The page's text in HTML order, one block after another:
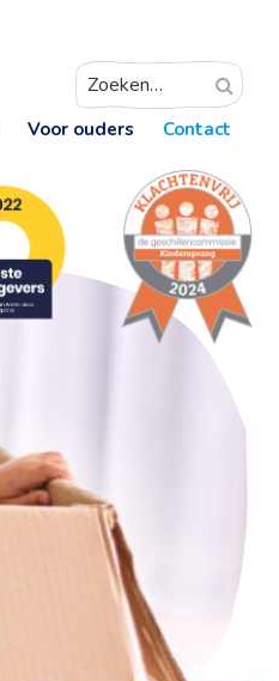
Voor ouders Contact